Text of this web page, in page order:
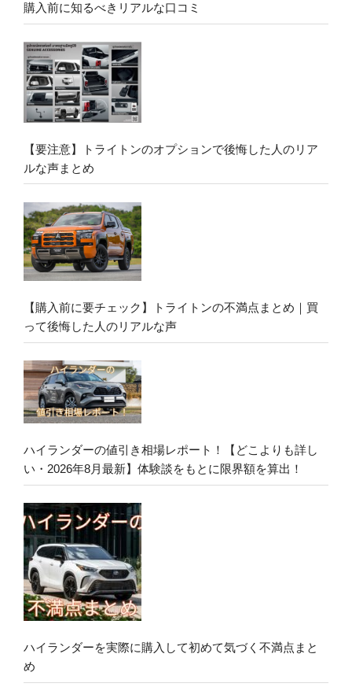
購入前に知るべきリアルな口コミ
【要注意】トライトンのオプションで後悔した人のリア
ルな声まとめ
【購入前に要チェック】トライトンの不満点まとめ｜買
って後悔した人のリアルな声
ハイランダーの値引き相場レポート！【どこよりも詳し
い・2026年8月最新】体験談をもとに限界額を算出！
ハイランダーを実際に購入して初めて気づく不満点まと
め